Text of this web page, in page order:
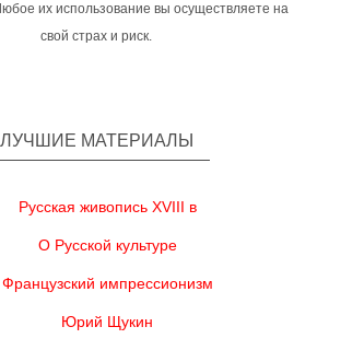
их использование вы осуществляете на
свой страх и риск.
ЛУЧШИЕ МАТЕРИАЛЫ
Русская живопись XVIII в
О Русской культуре
Французский импрессионизм
Юрий Щукин